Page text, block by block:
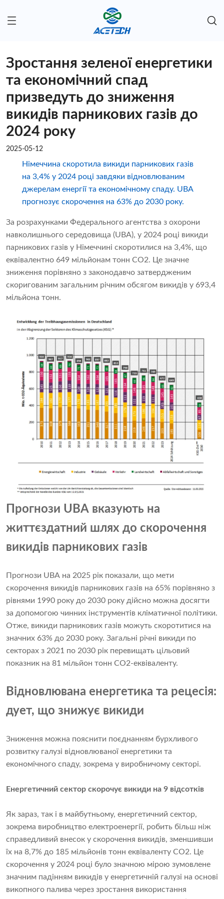
Зростання зеленої енергетики
та економічний спад
призведуть до зниження
викидів парникових газів до
2024 року
2025-05-12
Німеччина скоротила викиди парникових газів
на 3,4% у 2024 році завдяки відновлюваним
джерелам енергії та економічному спаду. UBA
прогнозує скорочення на 63% до 2030 року.
За розрахунками Федерального агентства з охорони
навколишнього середовища (UBA), у 2024 році викиди
парникових газів у Німеччині скоротилися на 3,4%, що
еквівалентно 649 мільйонам тонн CO2. Це значне
зниження порівняно з законодавчо затвердженим
скоригованим загальним річним обсягом викидів у 693,4
мільйона тонн.
Прогнози UBA вказують на
життєздатний шлях до скорочення
викидів парникових газів
Прогнози UBA на 2025 рік показали, що мети
скорочення викидів парникових газів на 65% порівняно з
рівнями 1990 року до 2030 року дійсно можна досягти
за допомогою чинних інструментів кліматичної політики.
Отже, викиди парникових газів можуть скоротитися на
значних 63% до 2030 року. Загальні річні викиди по
секторах з 2021 по 2030 рік перевищать цільовий
показник на 81 мільйон тонн CO2-еквіваленту.
Відновлювана енергетика та рецесія:
дует, що знижує викиди
Зниження можна пояснити поєднанням бурхливого
розвитку галузі відновлюваної енергетики та
економічного спаду, зокрема у виробничому секторі.
Енергетичний сектор скорочує викиди на 9 відсотків
Як зараз, так і в майбутньому, енергетичний сектор,
зокрема виробництво електроенергії, робить більш ніж
справедливий внесок у скорочення викидів, зменшивши
їх на 8,7% до 185 мільйонів тонн еквіваленту CO2. Це
скорочення у 2024 році було значною мірою зумовлене
значним падінням викидів у енергетичній галузі на основі
викопного палива через зростання використання